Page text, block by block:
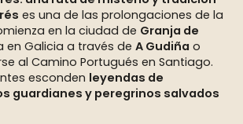
es una de las prolongaciones de la
en la ciudad de Granja de
en Galicia a través de A Gudiña o
al Camino Portugués en Santiago.
esconden leyendas de
guardianes y peregrinos salvados